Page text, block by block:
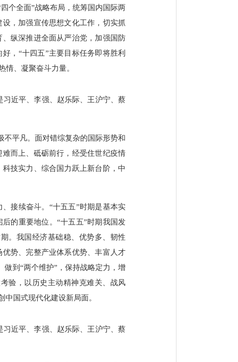
个全面”战略布局，统筹国内国际两
，加强宣传思想文化工作，切实抓
纵深推进全面从严治党，加强国防
，“十四五”主要目标任务即将胜利
情、凝聚奋斗力量。
近平、李强、赵乐际、王沪宁、蔡
不平凡。面对错综复杂的国际形势和
而上、砥砺前行，经受住世纪疫情
技实力、综合国力跃上新台阶，中
接续奋斗。“十五五”时期是基本实
的重要地位。“十五五”时期我国发
。我国经济基础稳、优势多、韧性
势、完整产业体系优势、丰富人才
做到“两个维护”，保持战略定力，增
验，以历史主动精神克难关、战风
国式现代化建设新局面。
近平、李强、赵乐际、王沪宁、蔡